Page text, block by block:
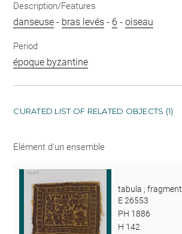
Description/Features
danseuse - bras levés - 6 -oiseau
Period
époque byzantine
CURATED LIST OF RELATED OBJECTS (1)
Elément d'un ensemble
tabula ; fragment
E 26553
PH 1886
H 142